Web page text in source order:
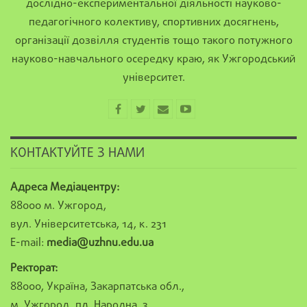
дослідно-експериментальної діяльності науково-
педагогічного колективу, спортивних досягнень,
організації дозвілля студентів тощо такого потужного
науково-навчального осередку краю, як Ужгородський
університет.
КОНТАКТУЙТЕ З НАМИ
Адреса Медіацентру:
88000 м. Ужгород,
вул. Університетська, 14, к. 231
E-mail: media@uzhnu.edu.ua
Ректорат:
88000, Україна, Закарпатська обл.,